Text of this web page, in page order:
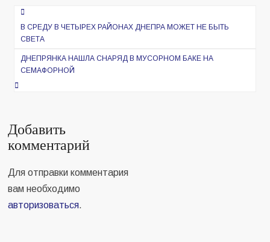
Навигация
по
записям
В СРЕДУ В ЧЕТЫРЕХ РАЙОНАХ ДНЕПРА МОЖЕТ НЕ БЫТЬ
СВЕТА
ДНЕПРЯНКА НАШЛА СНАРЯД В МУСОРНОМ БАКЕ НА
СЕМАФОРНОЙ
Добавить
комментарий
Для отправки комментария
вам необходимо
авторизоваться.